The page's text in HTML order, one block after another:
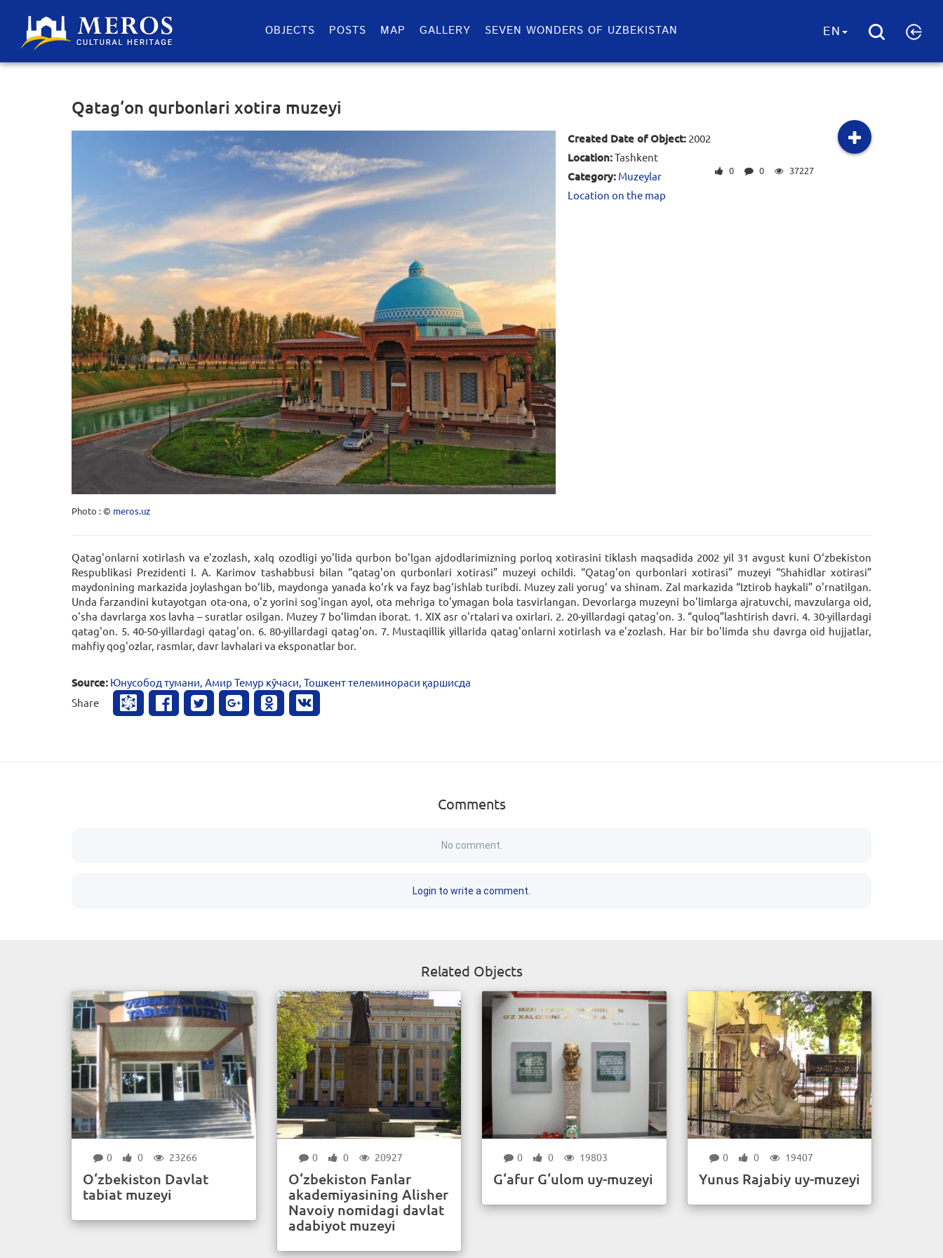
OBJECTS POSTS MAP GALLERY SEVEN WONDERS OF UZBEKISTAN EN
Qatag‘on qurbonlari xotira muzeyi
Photo : © meros.uz
Created Date of Object:2002
Location:Tashkent
Category: Muzeylar
Location on the map
0 0 37227
Qatag'onlarni xotirlash va e'zozlash, xalq ozodligi yo'lida qurbon bo'lgan ajdodlarimizning porloq xotirasini tiklash maqsadida 2002 yil 31 avgust kuni O‘zbekiston
Respublikasi Prezidenti I. A. Karimov tashabbusi bilan “qatag'on qurbonlari xotirasi” muzeyi ochildi. “Qatag'on qurbonlari xotirasi” muzeyi “Shahidlar xotirasi”
maydonining markazida joylashgan bo‘lib, maydonga yanada ko‘rk va fayz bag‘ishlab turibdi. Muzey zali yorug‘ va shinam. Zal markazida “Iztirob haykali” o'rnatilgan.
Unda farzandini kutayotgan ota-ona, o'z yorini sog'ingan ayol, ota mehriga to'ymagan bola tasvirlangan. Devorlarga muzeyni bo'limlarga ajratuvchi, mavzularga oid,
o'sha davrlarga xos lavha – suratlar osilgan. Muzey 7 bo‘limdan iborat. 1. XIX asr o'rtalari va oxirlari. 2. 20-yillardagi qatag'on. 3. “quloq”lashtirish davri. 4. 30-yillardagi
qatag'on. 5. 40-50-yillardagi qatag'on. 6. 80-yillardagi qatag'on. 7. Mustaqillik yillarida qatag'onlarni xotirlash va e'zozlash. Har bir bo'limda shu davrga oid hujjatlar,
mahfiy qog'ozlar, rasmlar, davr lavhalari va eksponatlar bor.
Source: Юнусобод тумани, Амир Темур кўчаси, Тошкент телеминораси қаршисда
Share
Comments
No comment.
Login to write a comment.
Related Objects
0 0 23266
O‘zbekiston Davlat
tabiat muzeyi
0 0 20927
O‘zbekiston Fanlar
akademiyasining Alisher
Navoiy nomidagi davlat
adabiyot muzeyi
0 0 19803
G‘afur G‘ulom uy-muzeyi
0 0 19407
Yunus Rajabiy uy-muzeyi